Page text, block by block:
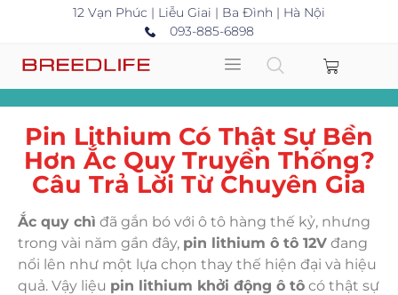
12 Vạn Phúc | Liễu Giai | Ba Đình | Hà Nội
093-885-6898
Pin Lithium Có Thật Sự Bền
Hơn Ắc Quy Truyền Thống?
Câu Trả Lời Từ Chuyên Gia
Ắc quy chì đã gắn bó với ô tô hàng thế kỷ, nhưng
trong vài năm gần đây, pin lithium ô tô 12V đang
nổi lên như một lựa chọn thay thế hiện đại và hiệu
quả. Vậy liệu pin lithium khởi động ô tô có thật sự